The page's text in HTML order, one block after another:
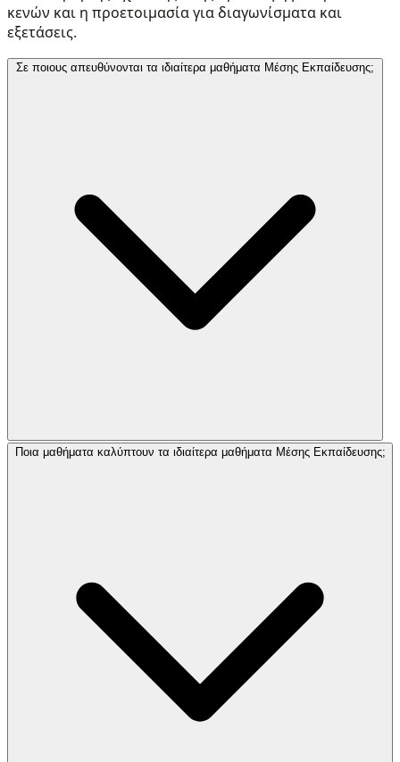
κενών και η προετοιμασία για διαγωνίσματα και
εξετάσεις.
Σε ποιους απευθύνονται τα ιδιαίτερα μαθήματα Μέσης Εκπαίδευσης;
Ποια μαθήματα καλύπτουν τα ιδιαίτερα μαθήματα Μέσης Εκπαίδευσης;